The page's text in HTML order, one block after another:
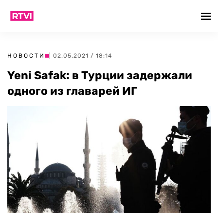
НОВОСТИ | 02.05.2021 / 18:14
Yeni Safak: в Турции задержали
одного из главарей ИГ